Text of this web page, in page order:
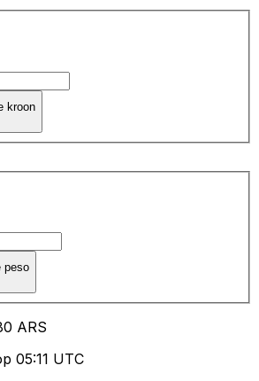
kroon
peso
ARS
05:11 UTC